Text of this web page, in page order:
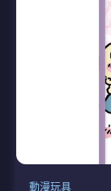
動漫玩具